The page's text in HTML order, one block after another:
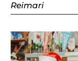
Reimari